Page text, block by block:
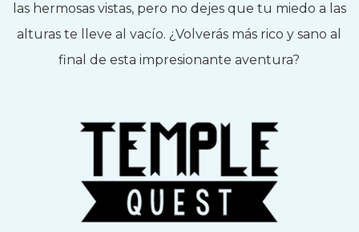
las hermosas vistas, pero no dejes que tu miedo a las
alturas te lleve al vacío. ¿Volverás más rico y sano al
final de esta impresionante aventura?